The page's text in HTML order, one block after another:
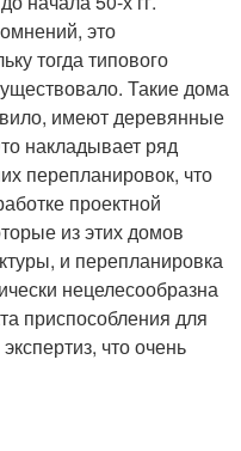
это
тогда типового
Такие дома
имеют деревянные
накладывает ряд
перепланировок, что
проектной
из этих домов
и перепланировка
нецелесообразна
приспособления для
что очень